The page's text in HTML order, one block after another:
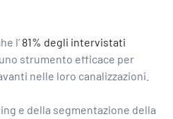
l’ 81% degli intervistati
strumento efficace per
nelle loro canalizzazioni.
e della segmentazione della